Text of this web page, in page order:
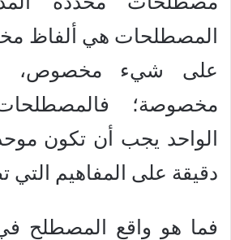
المصطلحات هي ألفاظ
على شيء مخصوص،
مخصوصة؛
الواحد يجب أن تكون
دقيقة على المفاهيم التي
فما هو واقع المصطلح في